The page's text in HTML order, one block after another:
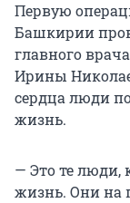
Первую
Башкирии
главного
Ирины
сердца люди
жизнь.
— Это те люди,
жизнь. Они на